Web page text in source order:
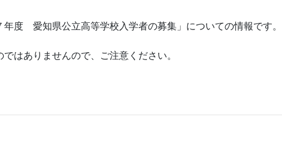
度 愛知県公立高等学校入学者の募集」についての情報です。
はありませんので、ご注意ください。